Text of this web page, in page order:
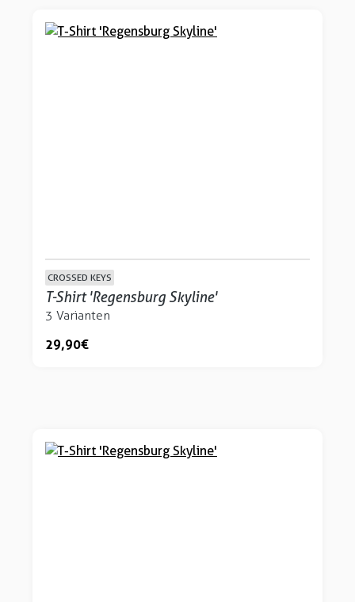
CROSSED KEYS
T-Shirt 'Regensburg Skyline'
3 Varianten
29,90 €